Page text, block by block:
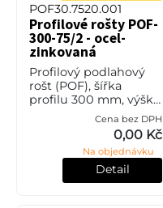
POF30.7520.001
Profilové rošty POF-
300-75/2 - ocel-
zinkovaná
Profilový podlahový
rošt (POF), šířka
profilu 300 mm, výška
75 mm, síla 2 mm, ocel
S235JR (ST37.2 nebo
také ČSN 11373) v
povrchové úpravě
žárovým zink
Cena bez DPH
0,00 Kč
Na objednávku
Detail